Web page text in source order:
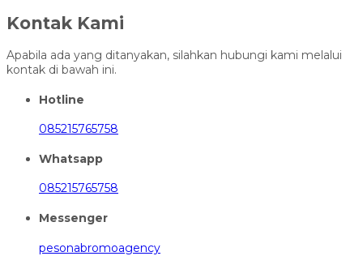
Kontak Kami
Apabila ada yang ditanyakan, silahkan hubungi kami melalui
kontak di bawah ini.
Hotline
085215765758
Whatsapp
085215765758
Messenger
pesonabromoagency